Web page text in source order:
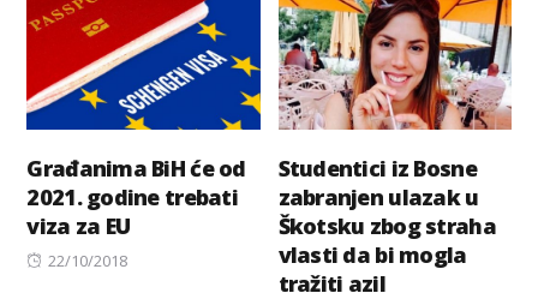
Građanima BiH će od
2021. godine trebati
viza za EU
Posted
22/10/2018
Studentici iz Bosne
zabranjen ulazak u
Škotsku zbog straha
vlasti da bi mogla
tražiti azil